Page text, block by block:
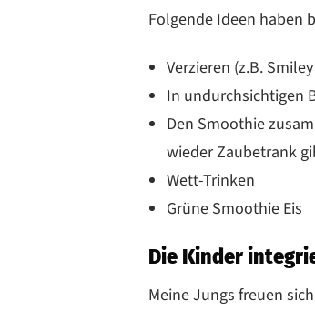
Folgende Ideen haben
Verzieren (z.B.
In undurchsichtigen
Den Smoothie
wieder Zaubetrank
Wett-Trinken
Grüne Smoothie Eis
Die Kinder
Meine Jungs freuen